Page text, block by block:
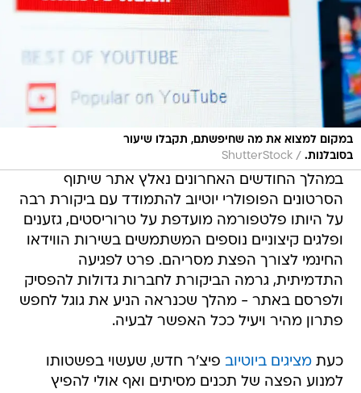
במקום למצוא את מה שחיפשתם, תקבלו שיעור
בסובלנות. /
ShutterStock
במהלך החודשים האחרונים נאלץ אתר שיתוף
הסרטונים הפופולרי יוטיוב להתמודד עם ביקורת רבה
על היותו פלטפורמה מועדפת על טרוריסטים, גזענים
ופלגים קיצוניים נוספים המשתמשים בשירות הווידאו
החינמי לצורך הפצת מסריהם. פרט לפגיעה
התדמיתית, גרמה הביקורת לחברות גדולות להפסיק
ולפרסם באתר - מהלך שכנראה הניע את גוגל לחפש
פתרון מהיר ויעיל ככל האפשר לבעיה.
כעתמציגים ביוטיוב פיצ'ר חדש, שעשוי בפשטותו
למנוע הפצה של תכנים מסיתים ואף אולי להפיץ